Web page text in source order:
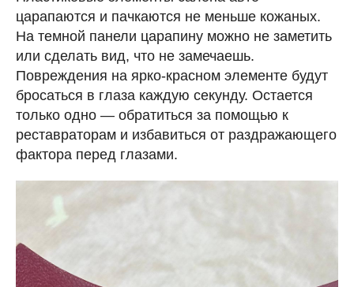
царапаются и пачкаются не меньше кожаных.
На темной панели царапину можно не заметить
или сделать вид, что не замечаешь.
Повреждения на ярко-красном элементе будут
бросаться в глаза каждую секунду. Остается
только одно — обратиться за помощью к
реставраторам и избавиться от раздражающего
фактора перед глазами.